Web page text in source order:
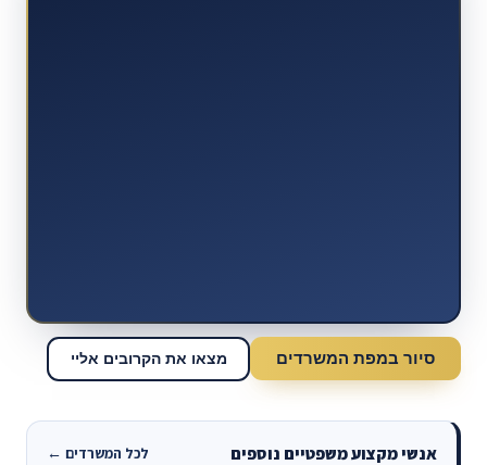
סיור במפת המשרדים מצאו את הקרובים אליי
אנשי מקצוע משפטיים נוספים לכל המשרדים ←